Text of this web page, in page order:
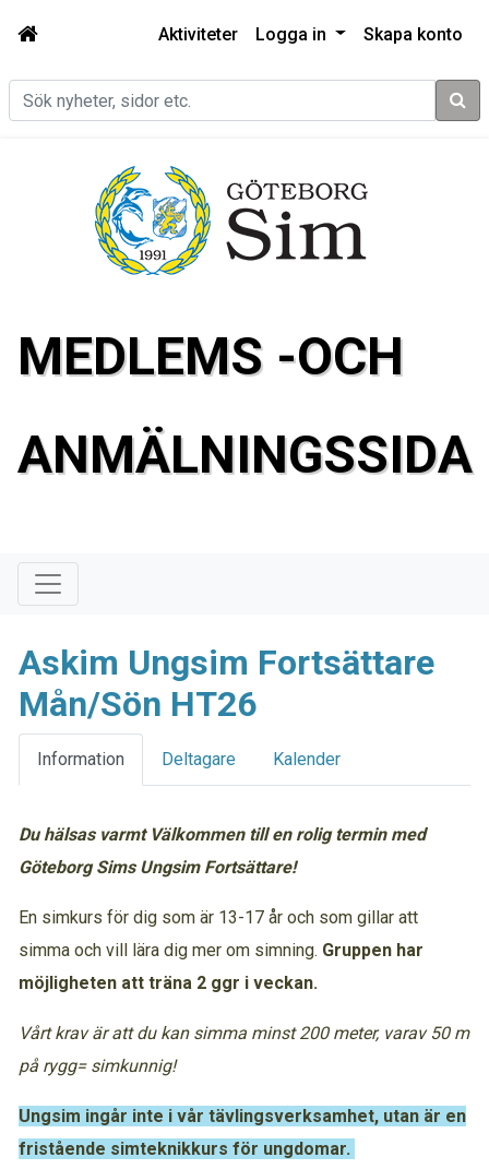
Aktiviteter Logga in Skapa konto
Sök
MEDLEMS -OCH
ANMÄLNINGSSIDA
Askim Ungsim Fortsättare
Mån/Sön HT26
Information Deltagare Kalender
Du hälsas varmt Välkommen till en rolig termin med
Göteborg Sims Ungsim Fortsättare!
En simkurs för dig som är 13-17 år och som gillar att
simma och vill lära dig mer om simning. Gruppen har
möjligheten att träna 2 ggr i veckan.
Vårt krav är att du kan simma minst 200 meter, varav 50 m
på rygg= simkunnig!
Ungsim ingår inte i vår tävlingsverksamhet, utan är en
fristående simteknikkurs för ungdomar.